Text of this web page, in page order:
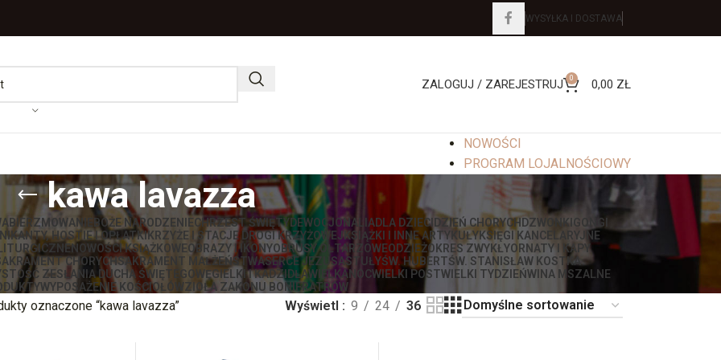
WYSYŁKA I DOSTAWA
ZALOGUJ / ZAREJESTRUJ 0 0,00 ZŁ
NOWOŚCI
PROGRAM LOJALNOŚCIOWY
kawa lavazza
BIERZMOWANIE BOŻE NARODZENIECHRZEST ŚWIĘTYDEWOCJONALIADLA DZIECI DZIEŃ CHORYCH DZWONKI GONGI
HOSTIE I OPŁATKIKRZYŻE I STACJE DROGI KRZYŻOWEJKSIĄŻKI I INNE ARTYKUŁYKSIĘGI KANCELARYJNE
NOWOŚCI KSIĄŻKOWEOBRAZY I IKONYOBRUSY OŁTARZOWEODZIEŻOKRES ZWYKŁYORNATY I KAPY
CHORYCHSAKRAMENT MAŁŻEŃSTWASERCE JEZUSASTUŁYŚW. HUBERTŚW. STANISŁAW KOSTKA
ZESŁANIA DUCHA ŚWIĘTEGO WĘGIELKI I KADZIDŁAWIELKANOCWIELKI POSTWIELKI TYDZIEŃWINA MSZALNE
WYPOSAŻENIE KOŚCIOŁÓWZIOŁA ZAKONU BONIFRATRÓW
oznaczone “kawa lavazza” Wyświetl 9 24 36